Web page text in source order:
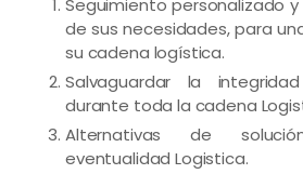
de sus necesidades, para
su cadena logística.
Salvaguardar la
durante toda la cadena
Alternativas de
eventualidad Logistica.